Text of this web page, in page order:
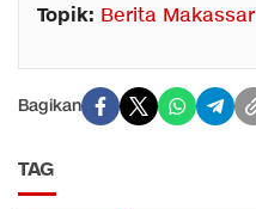
Topik: Berita Makassar
Bagikan
TAG